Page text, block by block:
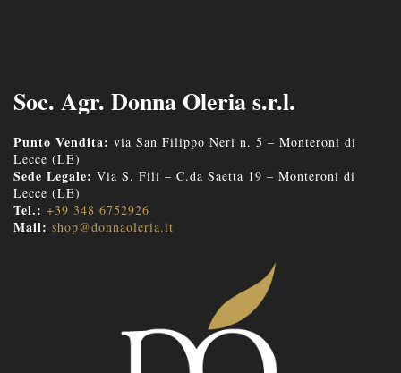
Soc. Agr. Donna Oleria s.r.l.
Punto Vendita: via San Filippo Neri n. 5 – Monteroni di
Lecce (LE)
Sede Legale: Via S. Fili – C.da Saetta 19 – Monteroni di
Lecce (LE)
Tel.: +39 348 6752926
Mail: shop@donnaoleria.it